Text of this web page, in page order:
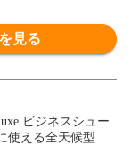
見る
ビジネスシュー
使える全天候型ビ